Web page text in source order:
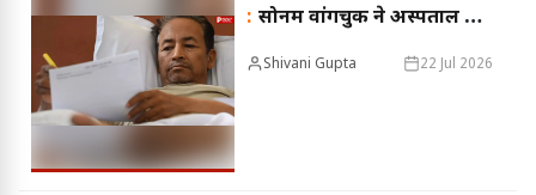
: सोनम वांगचुक ने अस्पताल से
सरकार को लिखी चिट्ठी, रखी ये
Shivani Gupta 22 Jul 2026